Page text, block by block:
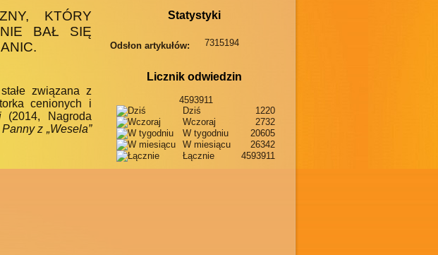
KTÓRY
BAŁ SIĘ
związana z
cenionych i
(2014, Nagroda
Panny z „Wesela”
Statystyki
Odsłon artykułów: 7315194
Licznik odwiedzin
4593911
Dziś
1220
Wczoraj
2732
W tygodniu
20605
W miesiącu
26342
Łącznie
4593911